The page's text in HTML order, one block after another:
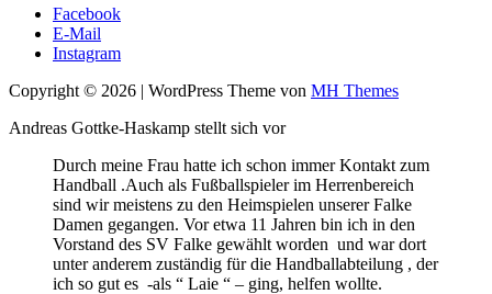
Facebook
E-Mail
Instagram
Copyright © 2026 | WordPress Theme von MH Themes
Andreas Gottke-Haskamp stellt sich vor
Durch meine Frau hatte ich schon immer Kontakt zum
Handball .Auch als Fußballspieler im Herrenbereich
sind wir meistens zu den Heimspielen unserer Falke
Damen gegangen. Vor etwa 11 Jahren bin ich in den
Vorstand des SV Falke gewählt worden und war dort
unter anderem zuständig für die Handballabteilung , der
ich so gut es -als “ Laie “ – ging, helfen wollte.